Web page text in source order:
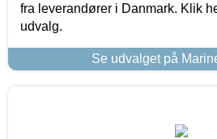
fra leverandører i Danmark. Klik
udvalg.
Se udvalget på